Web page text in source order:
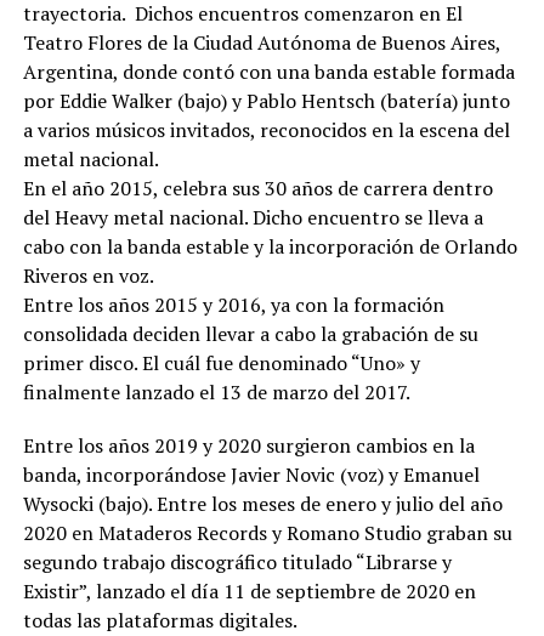
trayectoria. Dichos encuentros comenzaron en El
Teatro Flores de la Ciudad Autónoma de Buenos Aires,
Argentina, donde contó con una banda estable formada
por Eddie Walker (bajo) y Pablo Hentsch (batería) junto
a varios músicos invitados, reconocidos en la escena del
metal nacional.
En el año 2015, celebra sus 30 años de carrera dentro
del Heavy metal nacional. Dicho encuentro se lleva a
cabo con la banda estable y la incorporación de Orlando
Riveros en voz.
Entre los años 2015 y 2016, ya con la formación
consolidada deciden llevar a cabo la grabación de su
primer disco. El cuál fue denominado “Uno» y
finalmente lanzado el 13 de marzo del 2017.
Entre los años 2019 y 2020 surgieron cambios en la
banda, incorporándose Javier Novic (voz) y Emanuel
Wysocki (bajo). Entre los meses de enero y julio del año
2020 en Mataderos Records y Romano Studio graban su
segundo trabajo discográfico titulado “Librarse y
Existir”, lanzado el día 11 de septiembre de 2020 en
todas las plataformas digitales.